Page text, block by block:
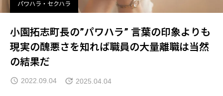
パワハラ・セクハラ
小園拓志町長の”パワハラ” 言葉の印象よりも
現実の醜悪さを知れば職員の大量離職は当然
の結果だ
2022.09.04 2025.04.04